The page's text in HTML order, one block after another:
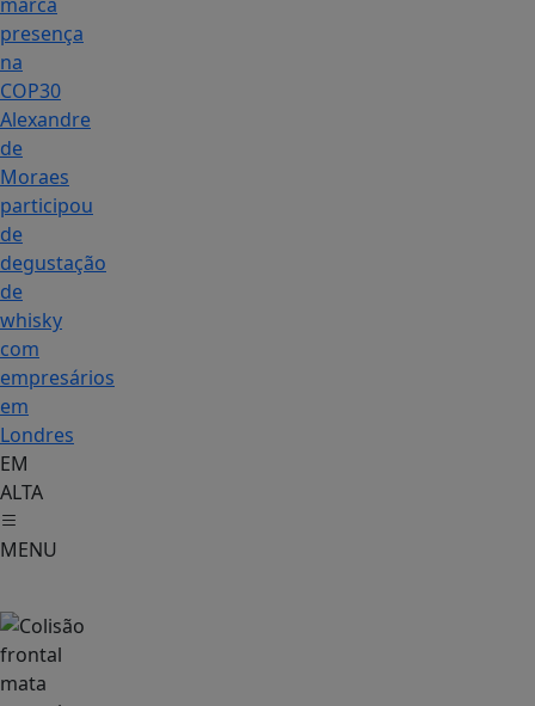
presença
na
COP30
Alexandre
de
Moraes
participou
de
degustação
de
whisky
com
empresários
em
Londres
EM
ALTA
MENU